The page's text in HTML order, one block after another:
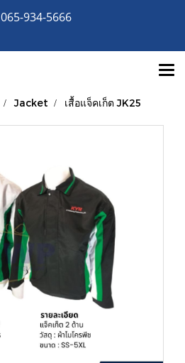
065-934-5666
Jacket เสื้อแจ็คเก็ต JK25